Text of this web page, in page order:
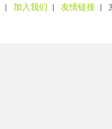
| 加入我们 | 友情链接 |